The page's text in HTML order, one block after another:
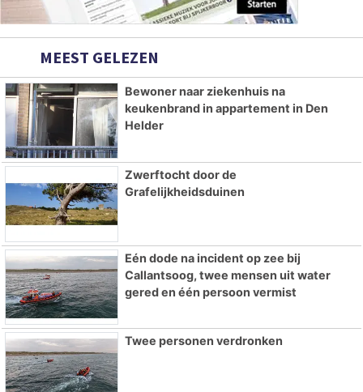
MEEST GELEZEN
Bewoner naar ziekenhuis na
keukenbrand in appartement in Den
Helder
Zwerftocht door de
Grafelijkheidsduinen
Eén dode na incident op zee bij
Callantsoog, twee mensen uit water
gered en één persoon vermist
Twee personen verdronken